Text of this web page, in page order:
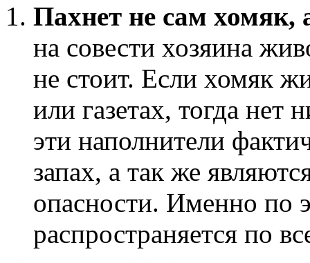
Пахнет не сам хомяк,
на совести хозяина
не стоит. Если хомяк
или газетах, тогда нет
эти наполнители
запах, а так же
опасности. Именно по
распространяется по